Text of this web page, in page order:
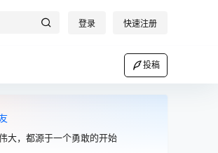
登录 快速注册
投稿
大，都源于一个勇敢的开始